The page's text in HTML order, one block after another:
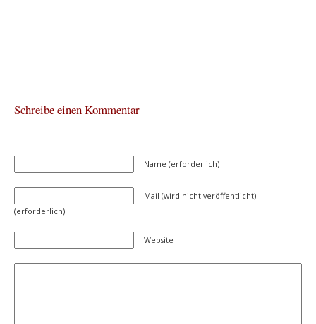
Schreibe einen Kommentar
Name (erforderlich)
Mail (wird nicht veröffentlicht)
(erforderlich)
Website